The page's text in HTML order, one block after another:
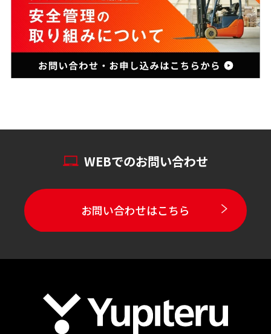
WEBでのお問い合わせ
お問い合わせはこちら